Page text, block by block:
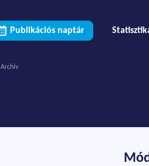
Publikációs naptár
Archív